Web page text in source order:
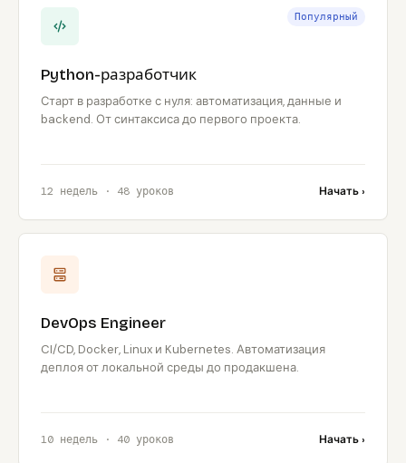
Популярный
Python-разработчик
Старт в разработке с нуля: автоматизация, данные и
backend. От синтаксиса до первого проекта.
12 недель · 48 уроков Начать ›
DevOps Engineer
CI/CD, Docker, Linux и Kubernetes. Автоматизация
деплоя от локальной среды до продакшена.
10 недель · 40 уроков Начать ›